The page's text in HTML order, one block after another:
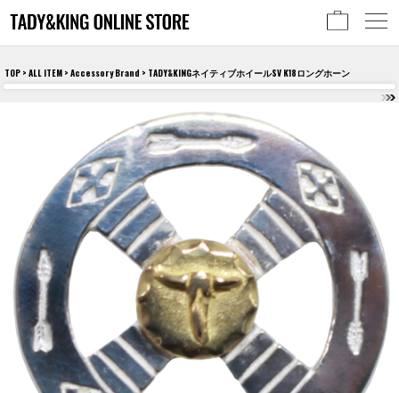
TOP > ALL ITEM > Accessory Brand > TADY&KINGネイティブホイールSV K18ロングホーン